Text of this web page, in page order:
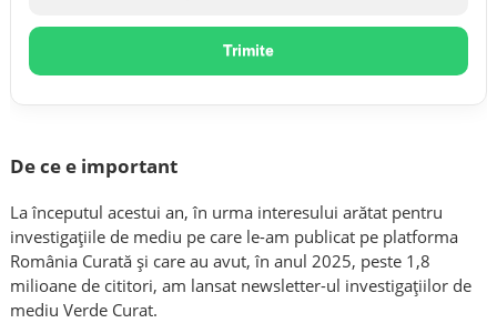
Trimite
De ce e important
La începutul acestui an, în urma interesului arătat pentru
investigațiile de mediu pe care le-am publicat pe platforma
România Curată și care au avut, în anul 2025, peste 1,8
milioane de cititori, am lansat newsletter-ul investigațiilor de
mediu Verde Curat.